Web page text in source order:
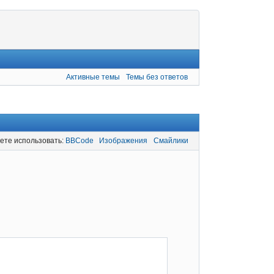
Активные темы Темы без ответов
использовать: BBCode Изображения Смайлики